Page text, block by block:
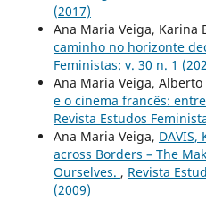
(2017)
Ana Maria Veiga, Karina
caminho no horizonte
Feministas: v. 30 n. 1
Ana Maria Veiga, Alberto
e o cinema francês:
Revista Estudos
Ana Maria Veiga, DAVIS,
across Borders – The
Ourselves. , Revista
(2009)